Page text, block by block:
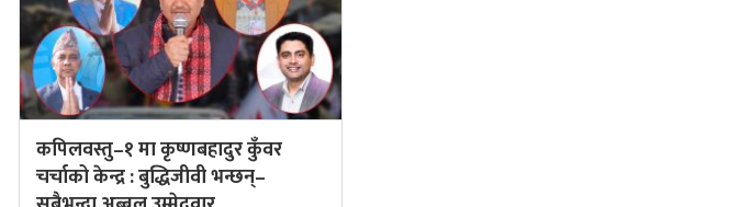
कपिलवस्तु–१ मा कृष्णबहादुर कुँवर
चर्चाको केन्द्र : बुद्धिजीवी भन्छन्–